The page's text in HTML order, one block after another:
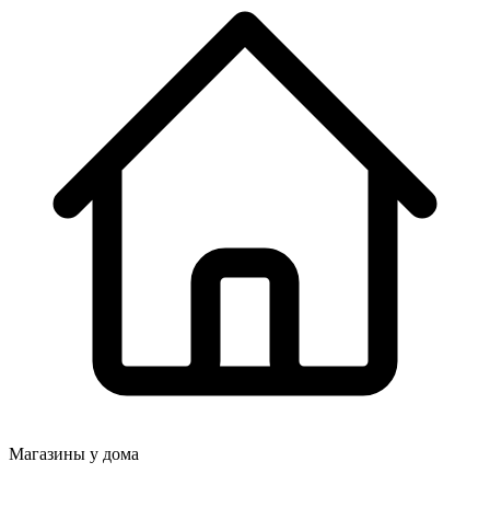
Магазины у дома